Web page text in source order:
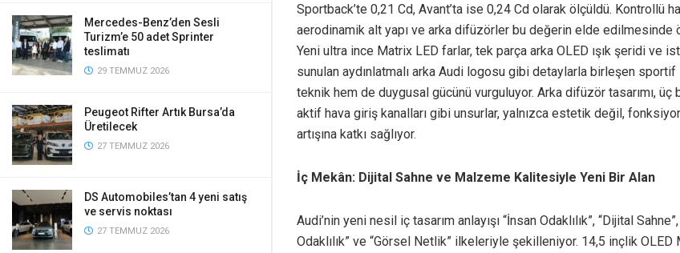
Mercedes-Benz’den Sesli
Turizm’e 50 adet Sprinter
teslimatı
29 TEMMUZ 2026
Peugeot Rifter Artık Bursa’da
Üretilecek
27 TEMMUZ 2026
DS Automobiles’tan 4 yeni satış
ve servis noktası
27 TEMMUZ 2026
Sportback’te 0,21 Cd, Avant’ta ise 0,24 Cd olarak ölçüldü. Kontrollü
aerodinamik alt yapı ve arka difüzörler bu değerin elde edilmesinde
Yeni ultra ince Matrix LED farlar, tek parça arka OLED ışık şeridi ve
sunulan aydınlatmalı arka Audi logosu gibi detaylarla birleşen sportif
teknik hem de duygusal gücünü vurguluyor. Arka difüzör tasarımı,
aktif hava giriş kanalları gibi unsurlar, yalnızca estetik değil,
artışına katkı sağlıyor.
İç Mekân: Dijital Sahne ve Malzeme Kalitesiyle Yeni Bir Alan
Audi’nin yeni nesil iç tasarım anlayışı “İnsan Odaklılık”, “Dijital
Odaklılık” ve “Görsel Netlik” ilkeleriyle şekilleniyor. 14,5 inçlik OLED